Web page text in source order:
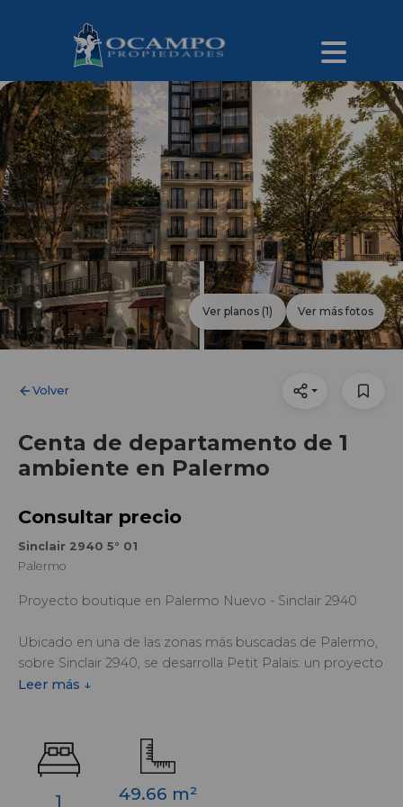
Volver
Centa de departamento de 1
ambiente en Palermo
Ver planos (1) Ver más fotos
Consultar precio
Sinclair 2940 5° 01
Palermo
Proyecto boutique en Palermo Nuevo - Sinclair 2940
Ubicado en una de las zonas más buscadas de Palermo,
sobre Sinclair 2940, se desarrolla Petit Palais: un proyecto
exclusivo de solo 27 unidades que combina diseño,
Inspirado en la arquitectura de los tradicionales Petit
Hotels, el proyecto propone una estética de fachada
parisina, integrando detalles clásicos con espacios
Leer más ↓
1 49.66 m²